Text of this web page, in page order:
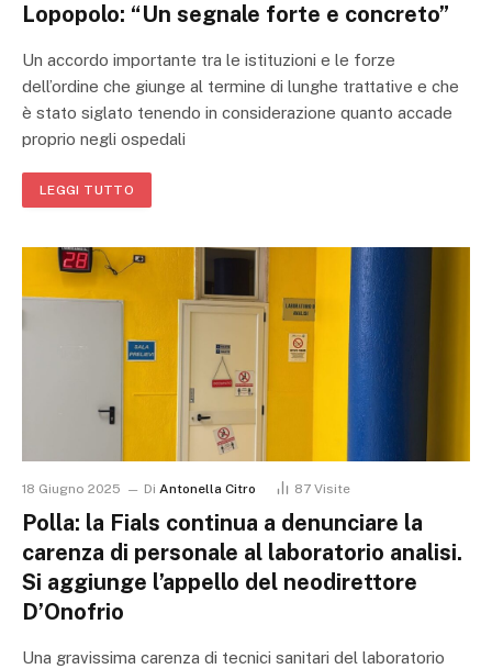
Lopopolo: “Un segnale forte e concreto”
Un accordo importante tra le istituzioni e le forze
dell’ordine che giunge al termine di lunghe trattative e che
è stato siglato tenendo in considerazione quanto accade
proprio negli ospedali
LEGGI TUTTO
18 Giugno 2025 Di Antonella Citro 87 Visite
Polla: la Fials continua a denunciare la
carenza di personale al laboratorio analisi.
Si aggiunge l’appello del neodirettore
D’Onofrio
Una gravissima carenza di tecnici sanitari del laboratorio